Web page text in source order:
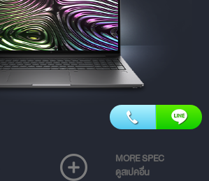
MORE SPEC
ดูสเปคอื่น